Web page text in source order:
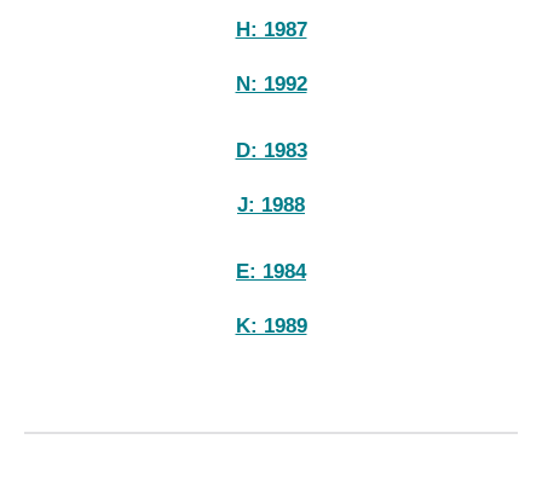
H: 1987
N: 1992
D: 1983
J: 1988
E: 1984
K: 1989